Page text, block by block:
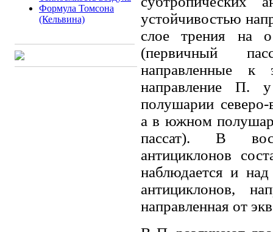
Формула Томсона
(Кельвина)
устойчивостью
слое трения на
(первичный
направленные к
направление П.
полушарии северо-
а в южном
пассат). В
антициклонов
наблюдается и
антициклонов,
направленная от